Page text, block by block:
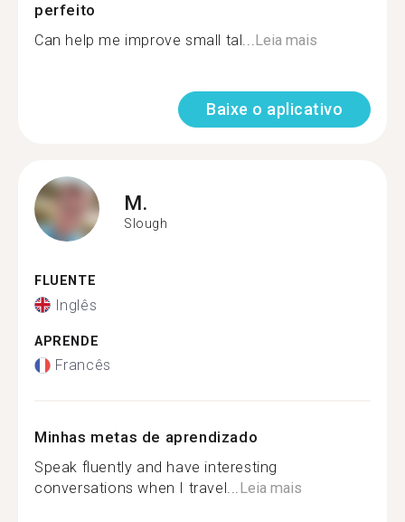
perfeito
Can help me improve small tal...Leia mais
Baixe o aplicativo
M.
Slough
FLUENTE
Inglês
APRENDE
Francês
Minhas metas de aprendizado
Speak fluently and have interesting
conversations when I travel...Leia mais